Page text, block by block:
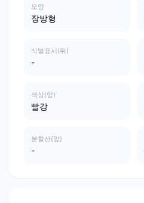
모양
장방형
식별표시(뒤)
-
색상(앞)
빨강
분할선(앞)
-